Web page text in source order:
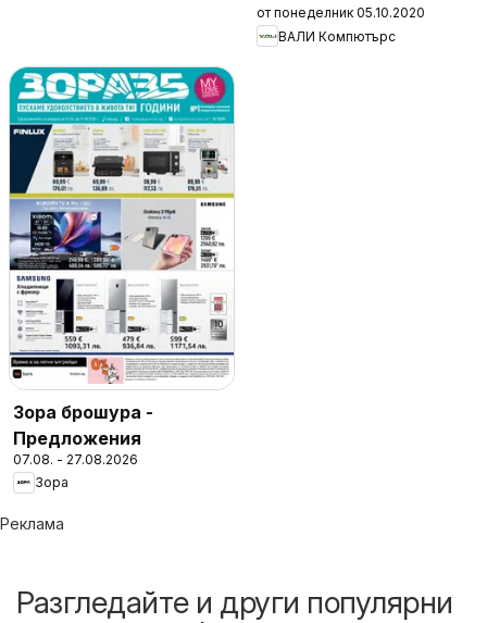
от понеделник 05.10.2020
ВАЛИ Компютърc
Зора брошура -
Предложения
07.08. - 27.08.2026
Зора
Реклама
Разгледайте и други популярни